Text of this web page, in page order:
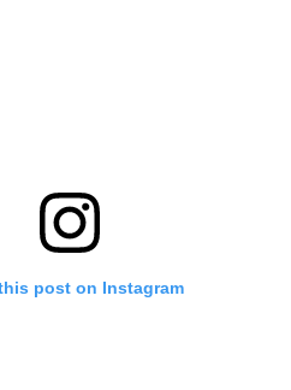
post on Instagram